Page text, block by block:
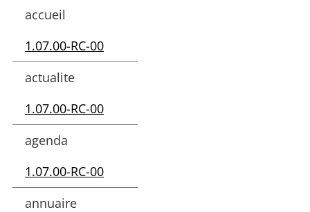
accueil
1.07.00-RC-00
actualite
1.07.00-RC-00
agenda
1.07.00-RC-00
annuaire